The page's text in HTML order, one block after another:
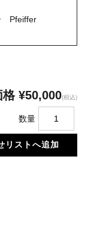
Pfeiffer
格 ¥50,000(税込)
数量